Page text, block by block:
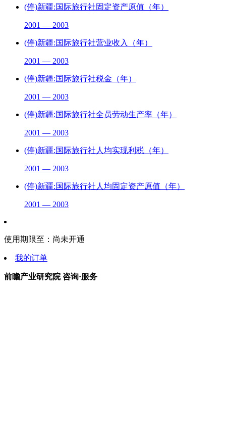
(停)新疆:国际旅行社固定资产原值（年）
2001 — 2003
(停)新疆:国际旅行社营业收入（年）
2001 — 2003
(停)新疆:国际旅行社税金（年）
2001 — 2003
(停)新疆:国际旅行社全员劳动生产率（年）
2001 — 2003
(停)新疆:国际旅行社人均实现利税（年）
2001 — 2003
(停)新疆:国际旅行社人均固定资产原值（年）
2001 — 2003
使用期限至： 尚未开通
我的订单
前瞻产业研究院 咨询·服务